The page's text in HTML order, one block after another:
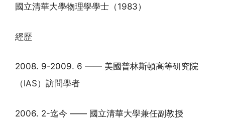
國立清華大學物理學學士（1983）
經歷
2008. 9-2009. 6 —— 美國普林斯頓高等研究院
（IAS）訪問學者
2006. 2-迄今 —— 國立清華大學兼任副教授